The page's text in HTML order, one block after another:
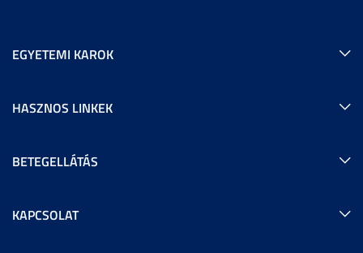
EGYETEMI KAROK
HASZNOS LINKEK
BETEGELLÁTÁS
KAPCSOLAT